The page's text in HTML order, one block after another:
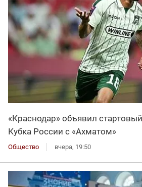
«Краснодар» объявил
Кубка России с «Ахматом»
Общество вчера, 19:50